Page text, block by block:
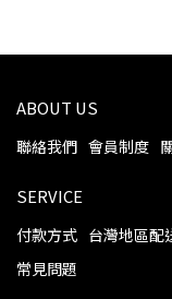
ABOUT US
聯絡我們 會員制度
SERVICE
付款方式 台灣地區配
常見問題